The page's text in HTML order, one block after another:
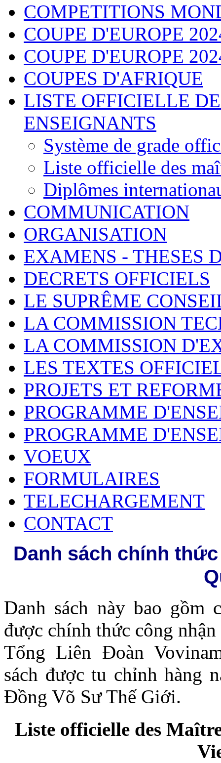
COMPETITIONS
COUPE D'EUROPE
COUPE D'EUROPE
COUPES D'AFRIQUE
LISTE OFFICIELLE
ENSEIGNANTS
Système de grade
Liste officielle des
Diplômes
COMMUNICATION
ORGANISATION
EXAMENS - THESES
DECRETS OFFICIELS
LE SUPRÊME
LA COMMISSION
LA COMMISSION
LES TEXTES
PROJETS ET
PROGRAMME
PROGRAMME
VOEUX
FORMULAIRES
TELECHARGEMENT
CONTACT
Danh sách chính thức
Danh sách này bao gồm
được chính thức công
Tổng Liên Đoàn
sách được tu chỉnh hàng
Đồng Võ Sư Thế Giới.
Liste officielle des